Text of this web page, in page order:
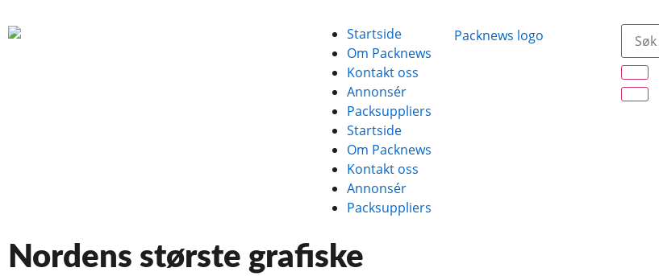
Startside
Om Packnews
Kontakt oss
Annonsér
Packsuppliers
Startside
Om Packnews
Kontakt oss
Annonsér
Packsuppliers
Nordens største grafiske